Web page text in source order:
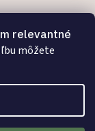
relevantné
môžete